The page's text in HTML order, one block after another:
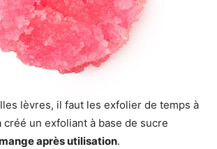
lèvres, il faut les exfolier de temps à
créé un exfoliant à base de sucre
après utilisation.